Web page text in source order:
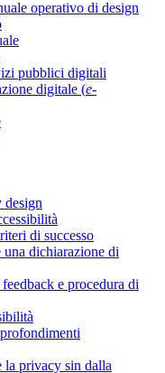
operativo di design
pubblici digitali
digitale (e-
design
di successo
dichiarazione di
e procedura di
la privacy sin dalla